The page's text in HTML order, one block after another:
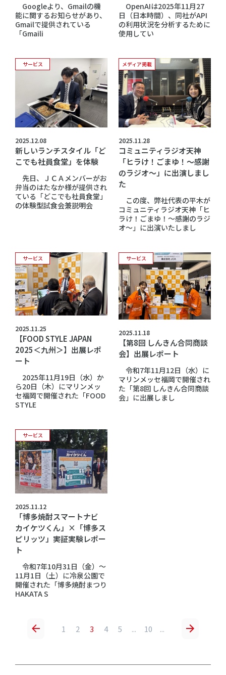
Googleより、Gmailの機
能に関するお知らせがあり、
Gmailで提供されている
「Gmaili
OpenAIは2025年11月27
日（日本時間）、同社がAPI
の利用状況を分析するために
使用してい
2025.12.08
新しいランチスタイル「ど
こでも社員食堂」を体験
先日、ＪＣＡメンバーがお
弁当のはたなか様が提供され
ている「どこでも社員食堂」
の体験型試食会兼説明会
サービス
2025.11.28
コミュニティラジオ天神
「ヒラけ！ごまゆ！～感謝
のラジオ～」に出演しまし
た
この度、弊社代表の平木が
コミュニティラジオ天神「ヒ
ラけ！ごまゆ！～感謝のラジ
オ～」に出演いたしまし
メディア掲載
2025.11.25
【FOOD STYLE JAPAN
2025＜九州＞】出展レポ
ート
2025年11月19日（水）か
ら20日（木）にマリンメッ
セ福岡で開催された「FOOD
STYLE
サービス
2025.11.18
【第8回 しんきん合同商談
会】出展レポート
令和7年11月12日（水）に
マリンメッセ福岡で開催され
た「第8回 しんきん合同商談
会」に出展しまし
サービス
2025.11.12
「博多焼酎スマートナビ
カイケツくん」×「博多ス
ピリッツ」――実証実験レポー
ト
令和7年10月31日（金）～
11月1日（土）に冷泉公園で
開催された「博多焼酎まつり
HAKATA S
サービス
1 2 3 4 5 ... 10 ...